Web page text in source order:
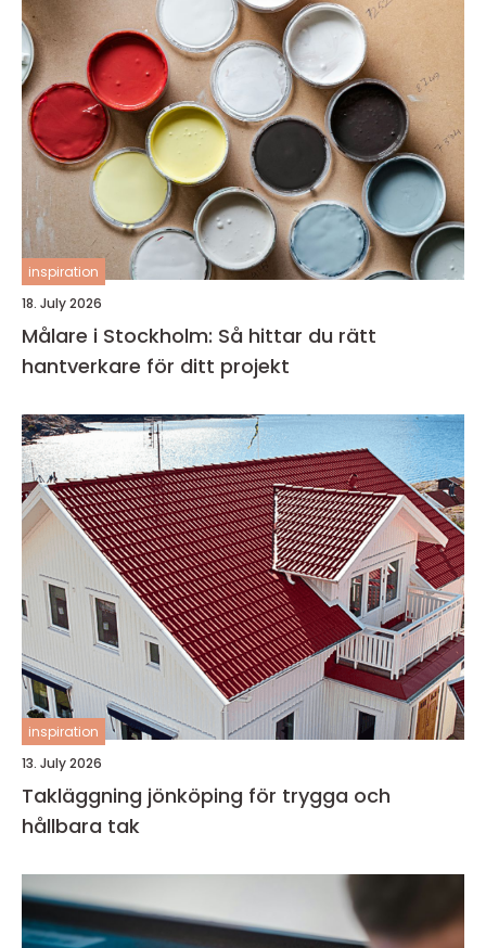
inspiration
18. July 2026
Målare i Stockholm: Så hittar du rätt
hantverkare för ditt projekt
inspiration
13. July 2026
Takläggning jönköping för trygga och
hållbara tak